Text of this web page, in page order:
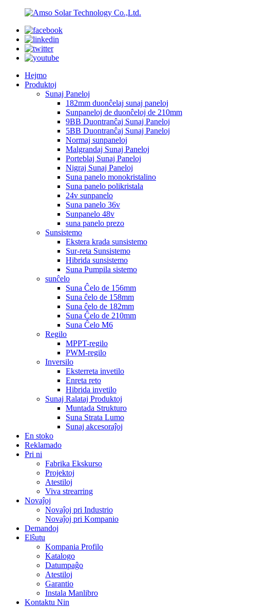
Hejmo
Produktoj
Sunaj Paneloj
182mm duonĉelaj sunaj paneloj
Sunpaneloj de duonĉeloj de 210mm
9BB Duontranĉaj Sunaj Paneloj
5BB Duontranĉaj Sunaj Paneloj
Normaj sunpaneloj
Malgrandaj Sunaj Paneloj
Porteblaj Sunaj Paneloj
Nigraj Sunaj Paneloj
Suna panelo monokristalino
Suna panelo polikristala
24v sunpanelo
Suna panelo 36v
Sunpanelo 48v
suna panelo prezo
Sunsistemo
Ekstera krada sunsistemo
Sur-reta Sunsistemo
Hibrida sunsistemo
Suna Pumpila sistemo
sunĉelo
Suna Ĉelo de 156mm
Suna ĉelo de 158mm
Suna ĉelo de 182mm
Suna Ĉelo de 210mm
Suna Ĉelo M6
Regilo
MPPT-regilo
PWM-regilo
Inversilo
Eksterreta invetilo
Enreta reto
Hibrida invetilo
Sunaj Ralataj Produktoj
Muntada Strukturo
Suna Strata Lumo
Sunaj akcesoraĵoj
En stoko
Reklamado
Pri ni
Fabrika Ekskurso
Projektoj
Atestiloj
Viva strearring
Novaĵoj
Novaĵoj pri Industrio
Novaĵoj pri Kompanio
Demandoj
Elŝutu
Kompania Profilo
Katalogo
Datumpaĝo
Atestiloj
Garantio
Instala Manlibro
Kontaktu Nin